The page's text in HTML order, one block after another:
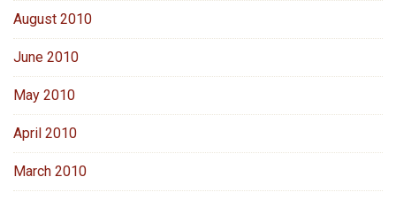
August 2010
June 2010
May 2010
April 2010
March 2010